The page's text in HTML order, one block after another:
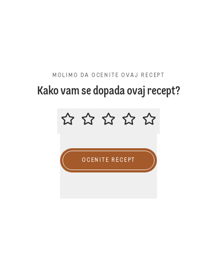
MOLIMO DA OCENITE OVAJ RECEPT
Kako vam se dopada ovaj recept?
MOLIMO DA OCENITE OVAJ
OCENITE RECEPT